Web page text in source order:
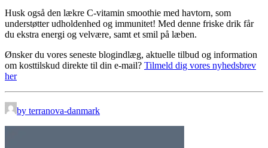
Husk også den lækre C-vitamin smoothie med havtorn, som
understøtter udholdenhed og immunitet! Med denne friske drik får
du ekstra energi og velvære, samt et smil på læben.
Ønsker du vores seneste blogindlæg, aktuelle tilbud og information
om kosttilskud direkte til din e-mail? Tilmeld dig vores nyhedsbrev
her
by terranova-danmark